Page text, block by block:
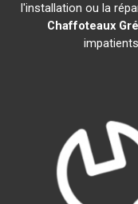
l'installation ou la
Chaffoteaux